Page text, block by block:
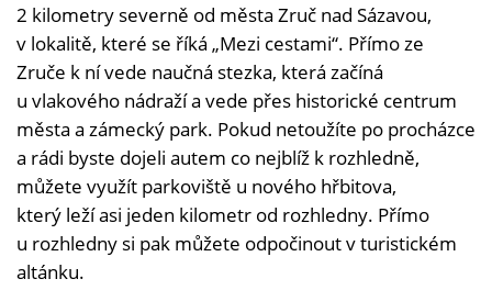
2 kilometry severně od města Zruč nad Sázavou,
v lokalitě, které se říká „Mezi cestami“. Přímo ze
Zruče k ní vede naučná stezka, která začíná
u vlakového nádraží a vede přes historické centrum
města a zámecký park. Pokud netoužíte po procházce
a rádi byste dojeli autem co nejblíž k rozhledně,
můžete využít parkoviště u nového hřbitova,
který leží asi jeden kilometr od rozhledny. Přímo
u rozhledny si pak můžete odpočinout v turistickém
altánku.